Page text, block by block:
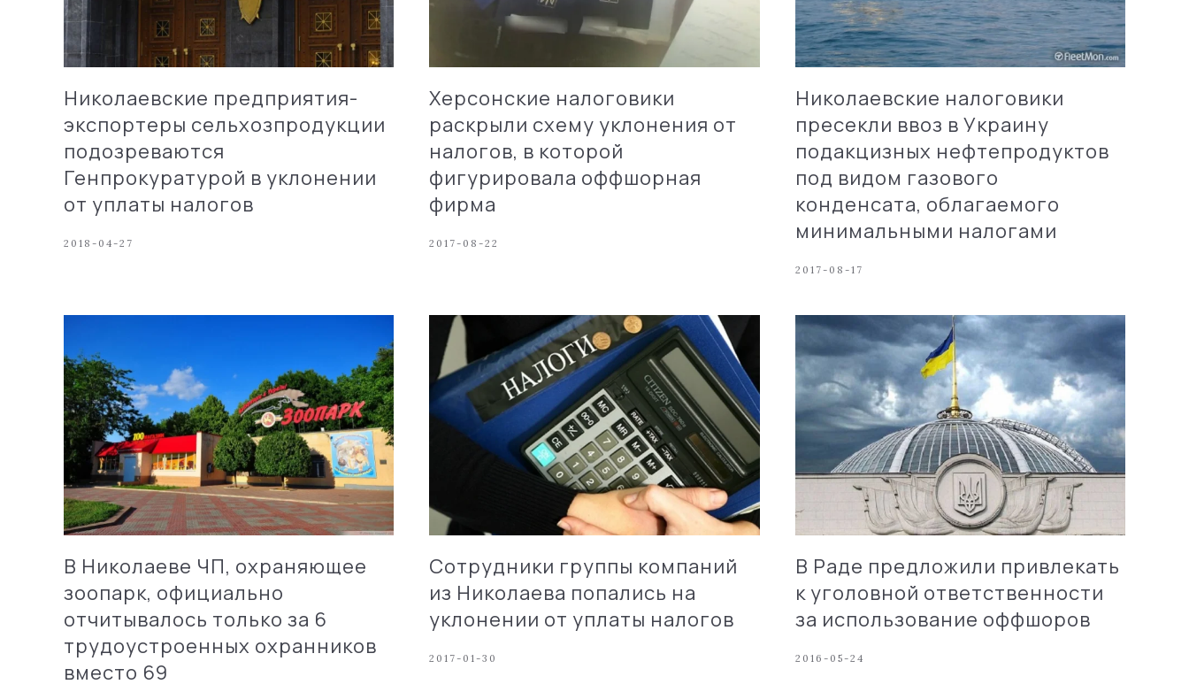
Николаевские предприятия-
экспортеры сельхозпродукции
подозреваются
Генпрокуратурой в уклонении
от уплаты налогов
2018-04-27
Херсонские налоговики
раскрыли схему уклонения от
налогов, в которой
фигурировала оффшорная
фирма
2017-08-22
Николаевские налоговики
пресекли ввоз в Украину
подакцизных нефтепродуктов
под видом газового
конденсата, облагаемого
минимальными налогами
2017-08-17
В Николаеве ЧП, охраняющее
зоопарк, официально
отчитывалось только за 6
трудоустроенных охранников
вместо 69
Сотрудники группы компаний
из Николаева попались на
уклонении от уплаты налогов
2017-01-30
В Раде предложили привлекать
к уголовной ответственности
за использование оффшоров
2016-05-24